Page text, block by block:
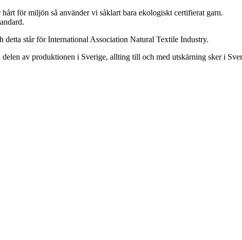
för miljön så använder vi såklart bara ekologiskt certifierat garn.
står för International Association Natural Textile Industry.
av produktionen i Sverige, allting till och med utskärning sker i